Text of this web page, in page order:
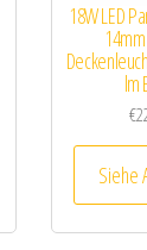
18W LED
lm
€
Siehe